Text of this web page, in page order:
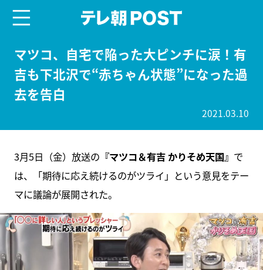
マツコ、自宅で陥った大ピンチに涙！有
吉も下北沢で“赤ちゃん状態”になった過
去を告白
2021.03.10
3月5日（金）放送の 『マツコ＆有吉 かりそめ天国』 で
は、「期待に応え続けるのがツライ」という意見をテー
マに議論が展開された。